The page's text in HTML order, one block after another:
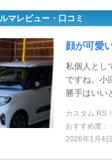
マレビュー・口コミ
顔が可愛
私個人とし
ですね。小
勝手はいい
カスタム RS
おすすめ度：
2026年1月4日